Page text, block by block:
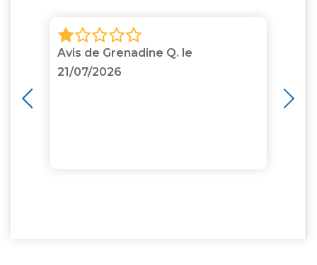
Avis de Grenadine Q. le
21/07/2026